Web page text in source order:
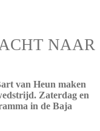
NAAR
van Heun maken
Zaterdag en
in de Baja